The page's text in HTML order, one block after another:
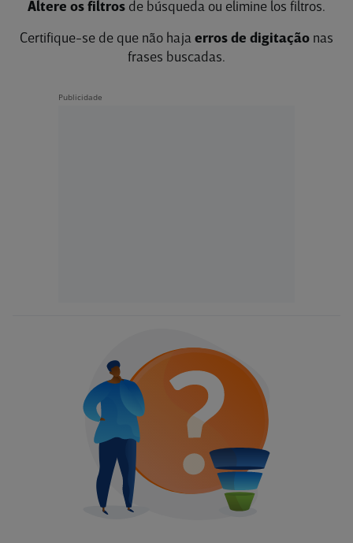
Altere os filtros de búsqueda ou elimine los filtros.
Certifique-se de que não haja erros de digitação nas
frases buscadas.